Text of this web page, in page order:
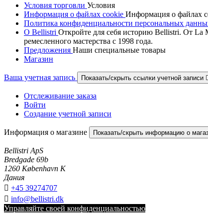
Условия торговли Условия
Информация о файлах cookie Информация о файлах
Политика конфиденциальности персональных
О Bellistri Откройте для себя историю Bellistri. От La
ремесленного мастерства с 1998 года.
Предложения Наши специальные товары
Магазин
Ваша учетная запись Показать/скрыть ссылки учетной записи 
Отслеживание заказа
Войти
Создание учетной записи
Информация о магазине Показать/скрыть информацию о
Bellistri ApS
Bredgade 69b
1260 København K
Дания
 +45 39274707
 info@bellistri.dk
Управляйте своей конфиденциальностью